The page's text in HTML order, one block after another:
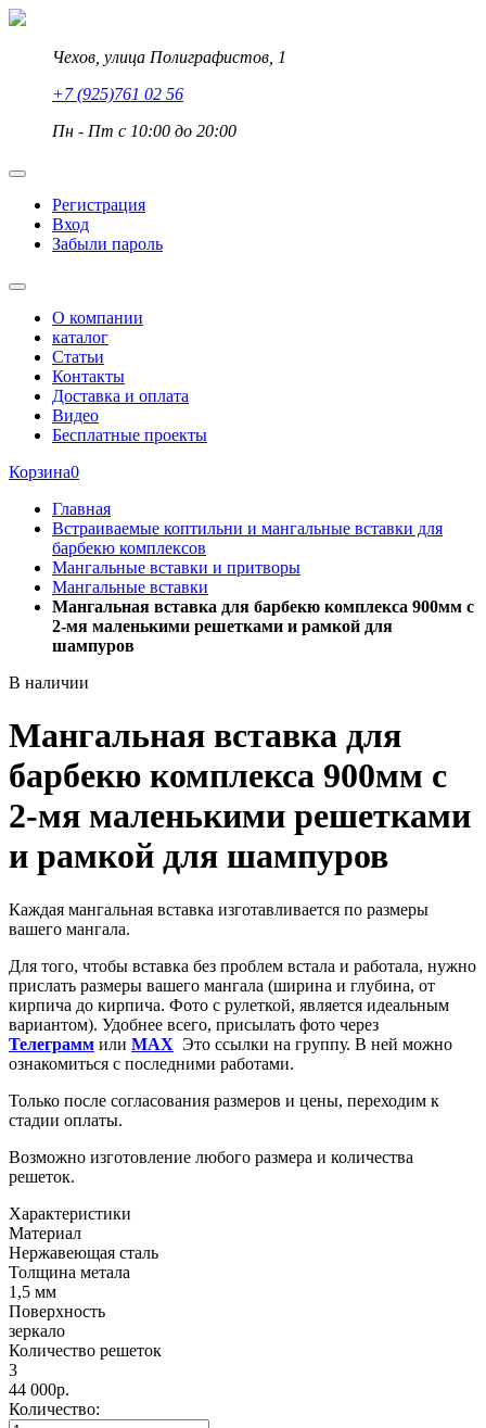
Чехов, улица Полиграфистов, 1
+7 (925)761 02 56
Пн - Пт с 10:00 до 20:00
Регистрация
Вход
Забыли пароль
О компании
каталог
Статьи
Контакты
Доставка и оплата
Видео
Бесплатные проекты
Корзина0
Главная
Встраиваемые коптильни и мангальные вставки для
барбекю комплексов
Мангальные вставки и притворы
Мангальные вставки
Мангальная вставка для барбекю комплекса 900мм с
2-мя маленькими решетками и рамкой для
шампуров
В наличии
Мангальная вставка для
барбекю комплекса 900мм с
2-мя маленькими решетками
и рамкой для шампуров
Каждая мангальная вставка изготавливается по размеры
вашего мангала.
Для того, чтобы вставка без проблем встала и работала, нужно
прислать размеры вашего мангала (ширина и глубина, от
кирпича до кирпича. Фото с рулеткой, является идеальным
вариантом). Удобнее всего, присылать фото через
Телеграмм или MAX Это ссылки на группу. В ней можно
ознакомиться с последними работами.
Только после согласования размеров и цены, переходим к
стадии оплаты.
Возможно изготовление любого размера и количества
решеток.
Характеристики
Материал
Нержавеющая сталь
Толщина метала
1,5 мм
Поверхность
зеркало
Количество решеток
3
44 000р.
Количество: